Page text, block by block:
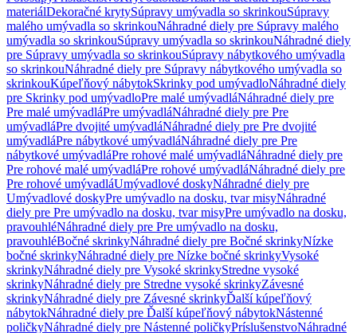
materiálDekoračné krytySúpravy umývadla so skrinkouSúpravy
malého umývadla so skrinkouNáhradné diely pre Súpravy malého
umývadla so skrinkouSúpravy umývadla so skrinkouNáhradné diely
pre Súpravy umývadla so skrinkouSúpravy nábytkového umývadla
so skrinkouNáhradné diely pre Súpravy nábytkového umývadla so
skrinkouKúpeľňový nábytokSkrinky pod umývadloNáhradné diely
pre Skrinky pod umývadloPre malé umývadláNáhradné diely pre
Pre malé umývadláPre umývadláNáhradné diely pre Pre
umývadláPre dvojité umývadláNáhradné diely pre Pre dvojité
umývadláPre nábytkové umývadláNáhradné diely pre Pre
nábytkové umývadláPre rohové malé umývadláNáhradné diely pre
Pre rohové malé umývadláPre rohové umývadláNáhradné diely pre
Pre rohové umývadláUmývadlové doskyNáhradné diely pre
Umývadlové doskyPre umývadlo na dosku, tvar misyNáhradné
diely pre Pre umývadlo na dosku, tvar misyPre umývadlo na dosku,
pravouhléNáhradné diely pre Pre umývadlo na dosku,
pravouhléBočné skrinkyNáhradné diely pre Bočné skrinkyNízke
bočné skrinkyNáhradné diely pre Nízke bočné skrinkyVysoké
skrinkyNáhradné diely pre Vysoké skrinkyStredne vysoké
skrinkyNáhradné diely pre Stredne vysoké skrinkyZávesné
skrinkyNáhradné diely pre Závesné skrinkyĎalší kúpeľňový
nábytokNáhradné diely pre Ďalší kúpeľňový nábytokNástenné
poličkyNáhradné diely pre Nástenné poličkyPríslušenstvoNáhradné